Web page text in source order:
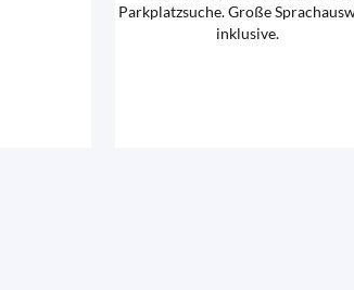
Parkplatzsuche. Große
inklusive.